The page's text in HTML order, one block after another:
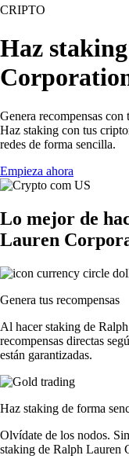
CRIPTO
Haz
Genera recompensas
Haz staking con tus
redes de forma sencilla.
Empieza ahora
Lo mejor de
Lauren
Genera tus recompensas
Al hacer staking de
recompensas directas
están garantizadas.
Haz staking de forma
Olvídate de los nodos.
staking de Ralph Lauren